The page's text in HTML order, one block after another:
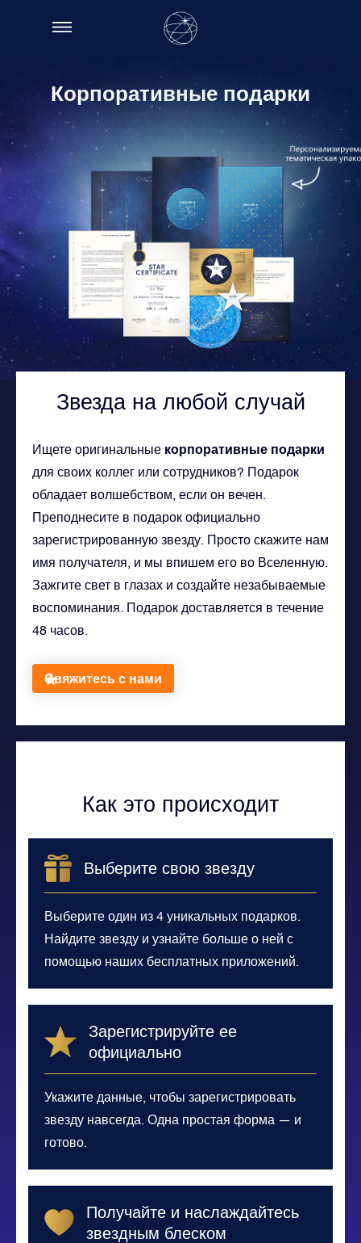
Корпоративные подарки
Звезда на любой случай
Ищете оригинальные корпоративные подарки
для своих коллег или сотрудников? Подарок
обладает волшебством, если он вечен.
Преподнесите в подарок официально
зарегистрированную звезду. Просто скажите нам
имя получателя, и мы впишем его во Вселенную.
Зажгите свет в глазах и создайте незабываемые
воспоминания. Подарок доставляется в течение
48 часов.
Свяжитесь с нами
Как это происходит
Выберите свою звезду
Выберите один из 4 уникальных подарков.
Найдите звезду и узнайте больше о ней с
помощью наших бесплатных приложений.
Зарегистрируйте ее
официально
Укажите данные, чтобы зарегистрировать
звезду навсегда. Одна простая форма — и
готово.
Получайте и наслаждайтесь
звездным блеском